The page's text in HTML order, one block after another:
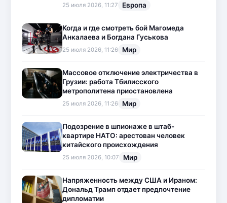
25 июля 2026, 11:27 Европа
Когда и где смотреть бой Магомеда
Анкалаева и Богдана Гуськова
25 июля 2026, 11:26 Мир
Массовое отключение электричества в
Грузии: работа Тбилисского
метрополитена приостановлена
25 июля 2026, 11:26 Мир
Подозрение в шпионаже в штаб-
квартире НАТО: арестован человек
китайского происхождения
25 июля 2026, 10:07 Мир
Напряженность между США и Ираном:
Дональд Трамп отдает предпочтение
дипломатии